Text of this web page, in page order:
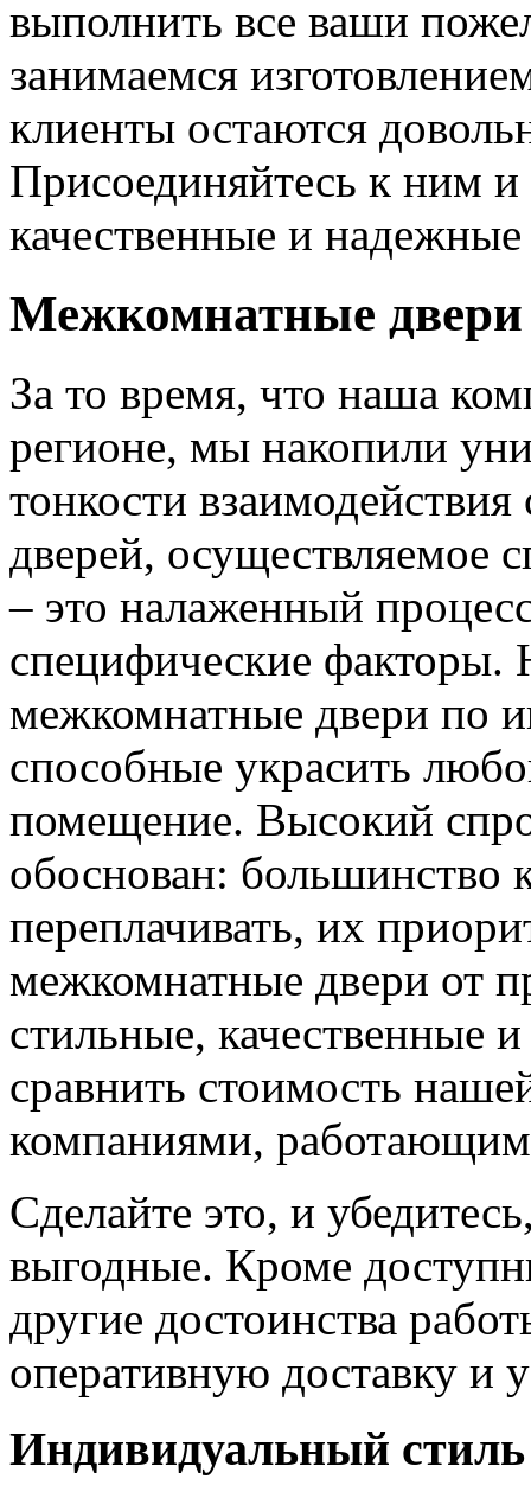
выполнить все ваши
занимаемся
клиенты остаются
Присоединяйтесь к ним
качественные и
Межкомнатные двери
За то время, что наша
регионе, мы накопили
тонкости
дверей, осуществляемое
– это налаженный
специфические
межкомнатные двери по
способные украсить
помещение. Высокий
обоснован: большинство
переплачивать, их
межкомнатные двери от
стильные, качественные
сравнить стоимость
компаниями,
Сделайте это, и
выгодные. Кроме
другие достоинства
оперативную доставку и
Индивидуальный стиль